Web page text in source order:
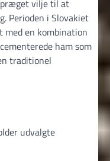
vilje til at
Perioden i Slovakiet
en kombination
ham som
traditionel
udvalgte